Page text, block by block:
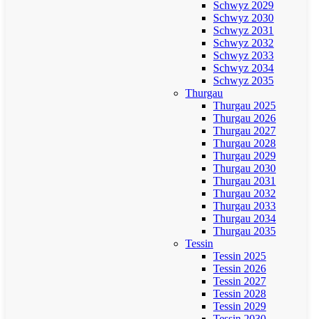
Schwyz 2029
Schwyz 2030
Schwyz 2031
Schwyz 2032
Schwyz 2033
Schwyz 2034
Schwyz 2035
Thurgau
Thurgau 2025
Thurgau 2026
Thurgau 2027
Thurgau 2028
Thurgau 2029
Thurgau 2030
Thurgau 2031
Thurgau 2032
Thurgau 2033
Thurgau 2034
Thurgau 2035
Tessin
Tessin 2025
Tessin 2026
Tessin 2027
Tessin 2028
Tessin 2029